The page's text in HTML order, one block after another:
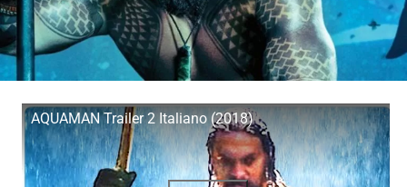
AQUAMAN Trailer 2 Italiano (2018)